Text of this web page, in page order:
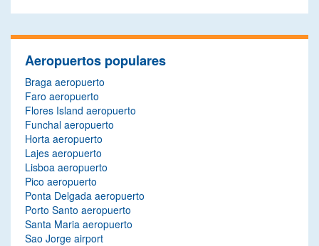
Aeropuertos populares
Braga aeropuerto
Faro aeropuerto
Flores Island aeropuerto
Funchal aeropuerto
Horta aeropuerto
Lajes aeropuerto
Lisboa aeropuerto
Pico aeropuerto
Ponta Delgada aeropuerto
Porto Santo aeropuerto
Santa Maria aeropuerto
Sao Jorge airport